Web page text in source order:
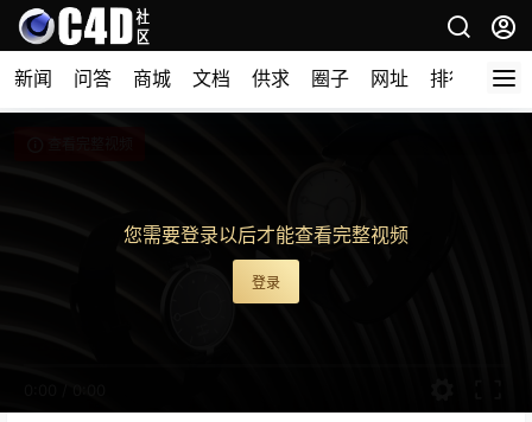
新闻 问答 商城 文档 供求 圈子 网址 排行榜
您需要登录以后才能查看完整视频
登录